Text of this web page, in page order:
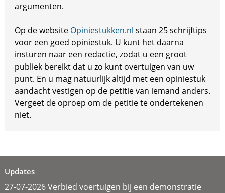
argumenten.
Op de website Opiniestukken.nl staan 25 schrijftips
voor een goed opiniestuk. U kunt het daarna
insturen naar een redactie, zodat u een groot
publiek bereikt dat u zo kunt overtuigen van uw
punt. En u mag natuurlijk altijd met een opiniestuk
aandacht vestigen op de petitie van iemand anders.
Vergeet de oproep om de petitie te ondertekenen
niet.
Updates
27-07-2026 Verbied voertuigen bij een demonstratie